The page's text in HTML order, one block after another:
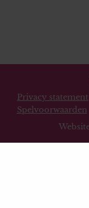
Privacy statement
Spelvoorwaarden